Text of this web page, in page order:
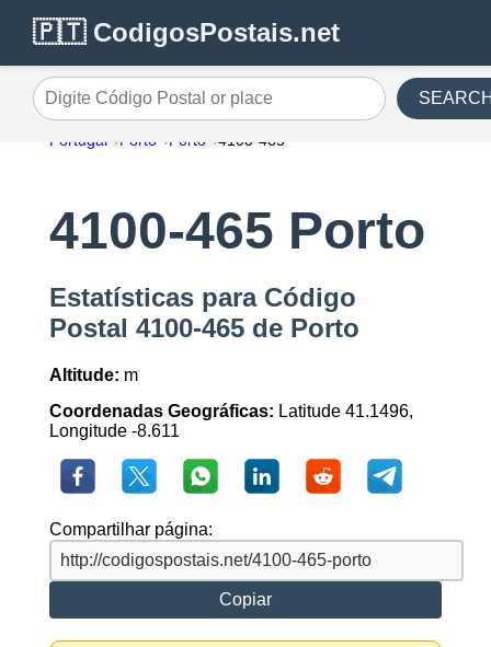
🇵🇹 CodigosPostais.net
Digite Código Postal or place
Portugal Porto Porto 4100-465
4100-465 Porto
Estatísticas para Código
Postal 4100-465 de Porto
Altitude: m
Coordenadas Geográficas: Latitude 41.1496,
Longitude -8.611
Compartilhar página:
Copiar